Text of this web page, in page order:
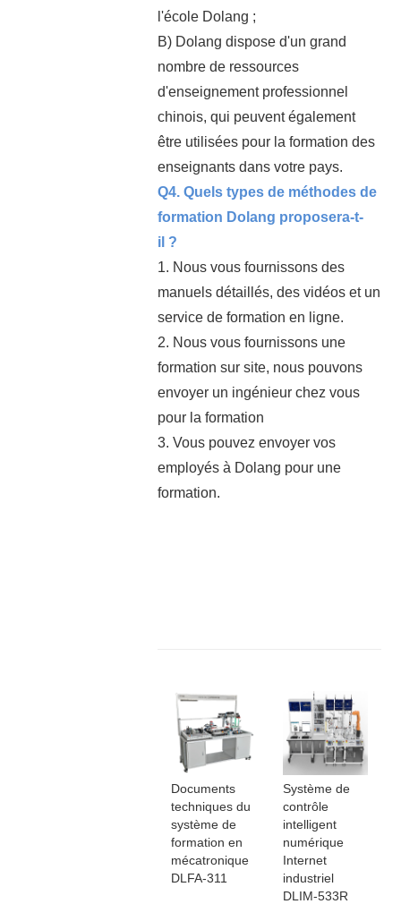
l'école Dolang ;
B) Dolang dispose d'un grand
nombre de ressources
d'enseignement professionnel
chinois, qui peuvent également
être utilisées pour la formation des
enseignants dans votre pays.
Q4. Quels types de méthodes de
formation Dolang proposera-t-
il ?
1. Nous vous fournissons des
manuels détaillés, des vidéos et un
service de formation en ligne.
2. Nous vous fournissons une
formation sur site, nous pouvons
envoyer un ingénieur chez vous
pour la formation
3. Vous pouvez envoyer vos
employés à Dolang pour une
formation.
Documents
techniques du
système de
formation en
mécatronique
DLFA-311
Système de
contrôle
intelligent
numérique
Internet
industriel
DLIM-533R